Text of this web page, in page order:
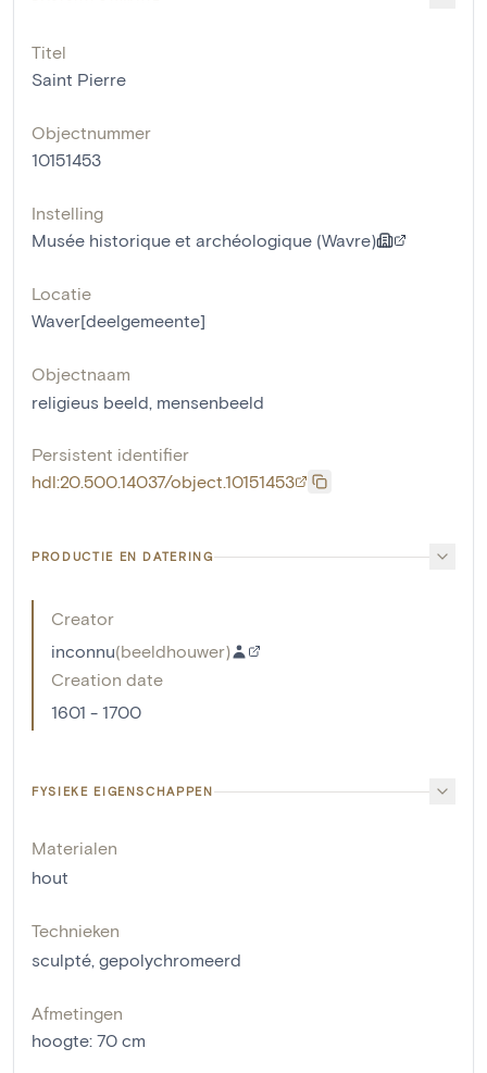
Titel
Saint Pierre
Objectnummer
10151453
Instelling
Musée historique et archéologique (Wavre)
Locatie
Waver[deelgemeente]
Objectnaam
religieus beeld, mensenbeeld
Persistent identifier
hdl:20.500.14037/object.10151453
PRODUCTIE EN DATERING
Creator
inconnu(beeldhouwer)
Creation date
1601 - 1700
FYSIEKE EIGENSCHAPPEN
Materialen
hout
Technieken
sculpté, gepolychromeerd
Afmetingen
hoogte: 70 cm